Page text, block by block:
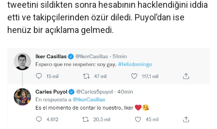
tweetini sildikten sonra hesabının hacklendiğini iddia
etti ve takipçilerinden özür diledi. Puyol’dan ise
henüz bir açıklama gelmedi.